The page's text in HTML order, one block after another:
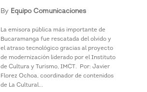
By Equipo Comunicaciones
La emisora pública más importante de
Bucaramanga fue rescatada del olvido y
el atraso tecnológico gracias al proyecto
de modernización liderado por el Instituto
de Cultura y Turismo, IMCT. Por: Javier
Florez Ochoa, coordinador de contenidos
de La Cultural...